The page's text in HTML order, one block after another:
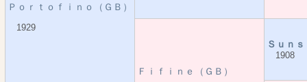
Ｐｏｒｔｏｆｉｎｏ（ＧＢ）
1929
Ｆｉｆｉｎｅ（ＧＢ）
Ｓｕｎ
1908